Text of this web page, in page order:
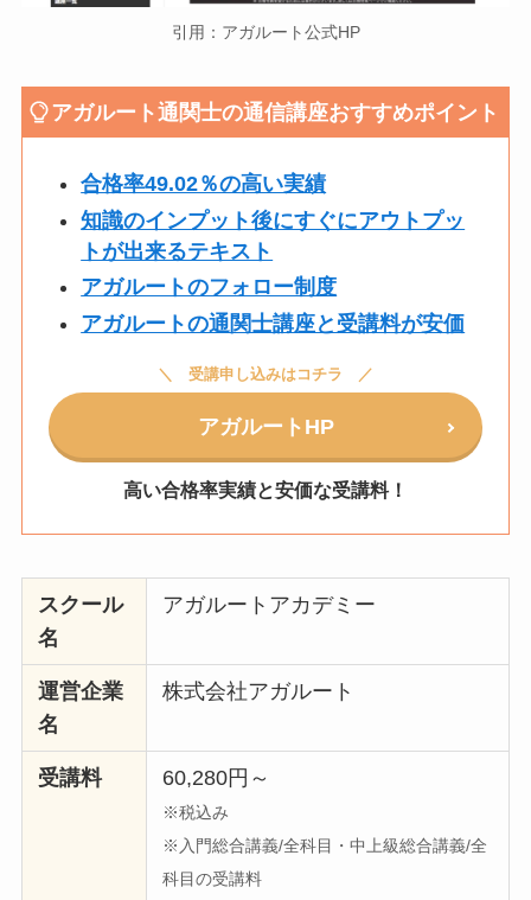
引用：アガルート公式HP
アガルート通関士の通信講座おすすめポイント
合格率49.02％の高い実績
知識のインプット後にすぐにアウトプッ
トが出来るテキスト
アガルートのフォロー制度
アガルートの通関士講座と受講料が安価
受講申し込みはコチラ
アガルートHP
高い合格率実績と安価な受講料！
スクール
名
アガルートアカデミー
運営企業
名
株式会社アガルート
受講料 60,280円～
※税込み
※入門総合講義/全科目・中上級総合講義/全
科目の受講料